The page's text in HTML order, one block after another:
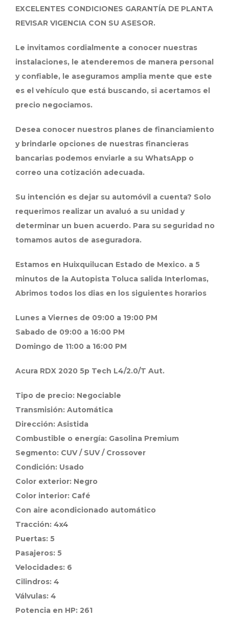
EXCELENTES CONDICIONES GARANTÍA DE PLANTA
REVISAR VIGENCIA CON SU ASESOR.
Le invitamos cordialmente a conocer nuestras
instalaciones, le atenderemos de manera personal
y confiable, le aseguramos amplia mente que este
es el vehículo que está buscando, si acertamos el
precio negociamos.
Desea conocer nuestros planes de financiamiento
y brindarle opciones de nuestras financieras
bancarias podemos enviarle a su WhatsApp o
correo una cotización adecuada.
Su intención es dejar su automóvil a cuenta? Solo
requerimos realizar un avaluó a su unidad y
determinar un buen acuerdo. Para su seguridad no
tomamos autos de aseguradora.
Estamos en Huixquilucan Estado de Mexico. a 5
minutos de la Autopista Toluca salida Interlomas,
Abrimos todos los dias en los siguientes horarios
Lunes a Viernes de 09:00 a 19:00 PM
Sabado de 09:00 a 16:00 PM
Domingo de 11:00 a 16:00 PM
Acura RDX 2020 5p Tech L4/2.0/T Aut.
Tipo de precio: Negociable
Transmisión: Automática
Dirección: Asistida
Combustible o energía: Gasolina Premium
Segmento: CUV / SUV / Crossover
Condición: Usado
Color exterior: Negro
Color interior: Café
Con aire acondicionado automático
Tracción: 4x4
Puertas: 5
Pasajeros: 5
Velocidades: 6
Cilindros: 4
Válvulas: 4
Potencia en HP: 261